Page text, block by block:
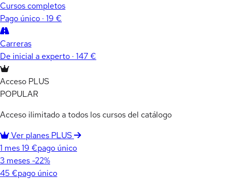
Cursos completos
Pago único · 19 €
Carreras
De inicial a experto · 147 €
Acceso PLUS
POPULAR
Acceso ilimitado a todos los cursos del catálogo
Ver planes PLUS
1 mes19 €pago único
3 meses -22%
45 €pago único